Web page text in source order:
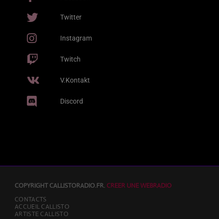
Version]
2 J BALVIN & SAIKO
3 All Night Long
LISTE COMPLÈTE
Twitter
Instagram
Twitch
V.Kontakt
Discord
COPYRIGHT CALLISTORADIO.FR.CREER UNE WEBRADIO
CONTACTS
ACCUEIL CALLISTO
ARTISTE CALLISTO